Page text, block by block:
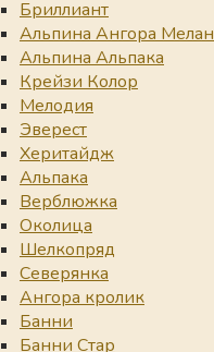
Бриллиант
Альпина Ангора
Альпина Альпака
Крейзи Колор
Мелодия
Эверест
Херитайдж
Альпака
Верблюжка
Околица
Шелкопряд
Северянка
Ангора кролик
Банни
Банни Стар